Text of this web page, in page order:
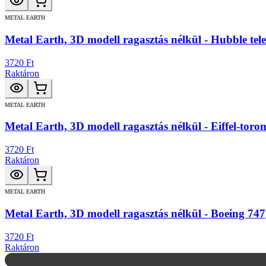
METAL EARTH
Metal Earth, 3D modell ragasztás nélkül - Hubble
3720 Ft
Raktáron
METAL EARTH
Metal Earth, 3D modell ragasztás nélkül - Eiffel-
3720 Ft
Raktáron
METAL EARTH
Metal Earth, 3D modell ragasztás nélkül - Boeing 747
3720 Ft
Raktáron